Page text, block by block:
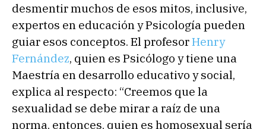
desmentir muchos de esos mitos, inclusive,
expertos en educación y Psicología pueden
guiar esos conceptos. El profesorHenry
Fernández, quien es Psicólogo y tiene una
Maestría en desarrollo educativo y social,
explica al respecto: “Creemos que la
sexualidad se debe mirar a raíz de una
norma, entonces, quien es homosexual sería